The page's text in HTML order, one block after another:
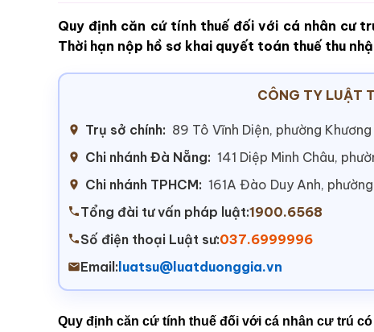
Quy định căn cứ tính thuế đối với cá nhân cư
Thời hạn nộp hồ sơ khai quyết toán thuế thu
CÔNG TY LUẬT
Trụ sở chính: 89 Tô Vĩnh Diện, phường
Chi nhánh Đà Nẵng: 141 Diệp Minh Châu,
Chi nhánh TPHCM: 161A Đào Duy Anh,
Tổng đài tư vấn pháp luật:1900.6568
Số điện thoại Luật sư:037.6999996
Email: luatsu@luatduonggia.vn
Quy định căn cứ tính thuế đối với cá nhân cư trú